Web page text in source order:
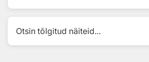
Otsin tõlgitud näiteid...